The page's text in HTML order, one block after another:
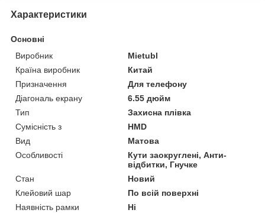
Характеристики
Основні
Виробник
Mietubl
Країна виробник
Китай
Призначення
Для телефону
Діагональ екрану
6.55 дюйм
Тип
Захисна плівка
Сумісність з
HMD
Вид
Матова
Особливості
Кути заокруглені, Анти-
відбитки, Гнучке
Стан
Новий
Клейовий шар
По всій поверхні
Наявність рамки
Ні